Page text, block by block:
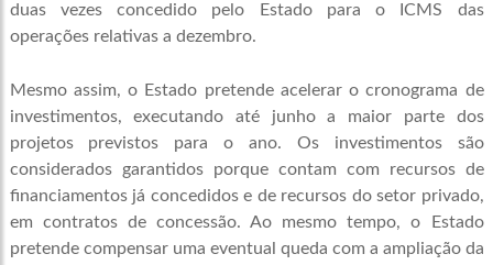
duas vezes concedido pelo Estado para o ICMS das
operações relativas a dezembro.
Mesmo assim, o Estado pretende acelerar o cronograma de
investimentos, executando até junho a maior parte dos
projetos previstos para o ano. Os investimentos são
considerados garantidos porque contam com recursos de
financiamentos já concedidos e de recursos do setor privado,
em contratos de concessão. Ao mesmo tempo, o Estado
pretende compensar uma eventual queda com a ampliação da